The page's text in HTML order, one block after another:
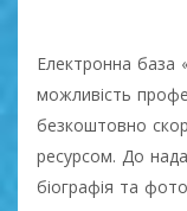
Електронна база
можливість
безкоштовно
ресурсом. До
біографія та